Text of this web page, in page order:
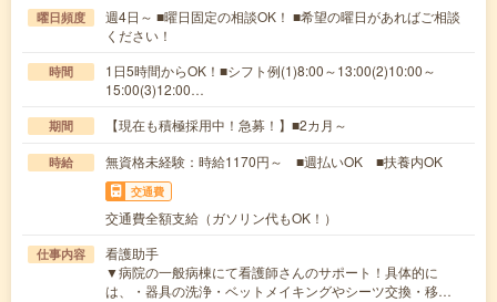
曜日頻度
週4日～ ■曜日固定の相談OK！ ■希望の曜日があればご相談
ください！
時間
1日5時間からOK！■シフト例(1)8:00～13:00(2)10:00～
15:00(3)12:00…
期間 【現在も積極採用中！急募！】■2カ月～
時給 無資格未経験：時給1170円～ ■週払いOK ■扶養内OK
交通費
交通費全額支給（ガソリン代もOK！）
仕事内容
看護助手
▼病院の一般病棟にて看護師さんのサポート！具体的に
は、・器具の洗浄・ベットメイキングやシーツ交換・移…